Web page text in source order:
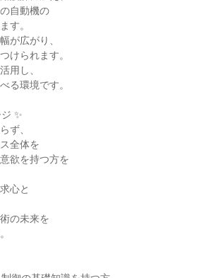
自動機の
す。
が広がり、
けられます。
用し、
る環境です。
✨
ず、
全体を
欲を持つ方を
心と
の未来を